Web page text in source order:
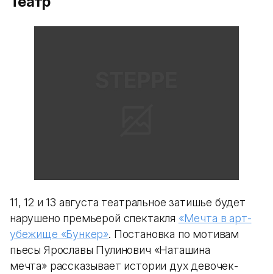
11, 12 и 13 августа театральное затишье будет
нарушено премьерой спектакля «Мечта в арт-
убежище «Бункер». Постановка по мотивам
пьесы Ярославы Пулинович «Наташина
мечта» рассказывает истории дух девочек-